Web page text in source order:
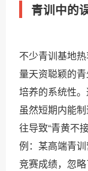
青训中的
不少青训基地
量天资聪颖的
培养的系统性。
虽然短期内能
往导致“青黄不
例：某高端青
竞赛成绩，忽